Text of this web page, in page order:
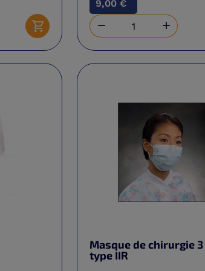
Ajouter au panier
9,00 €
 
Masque de chirurgie
type IIR